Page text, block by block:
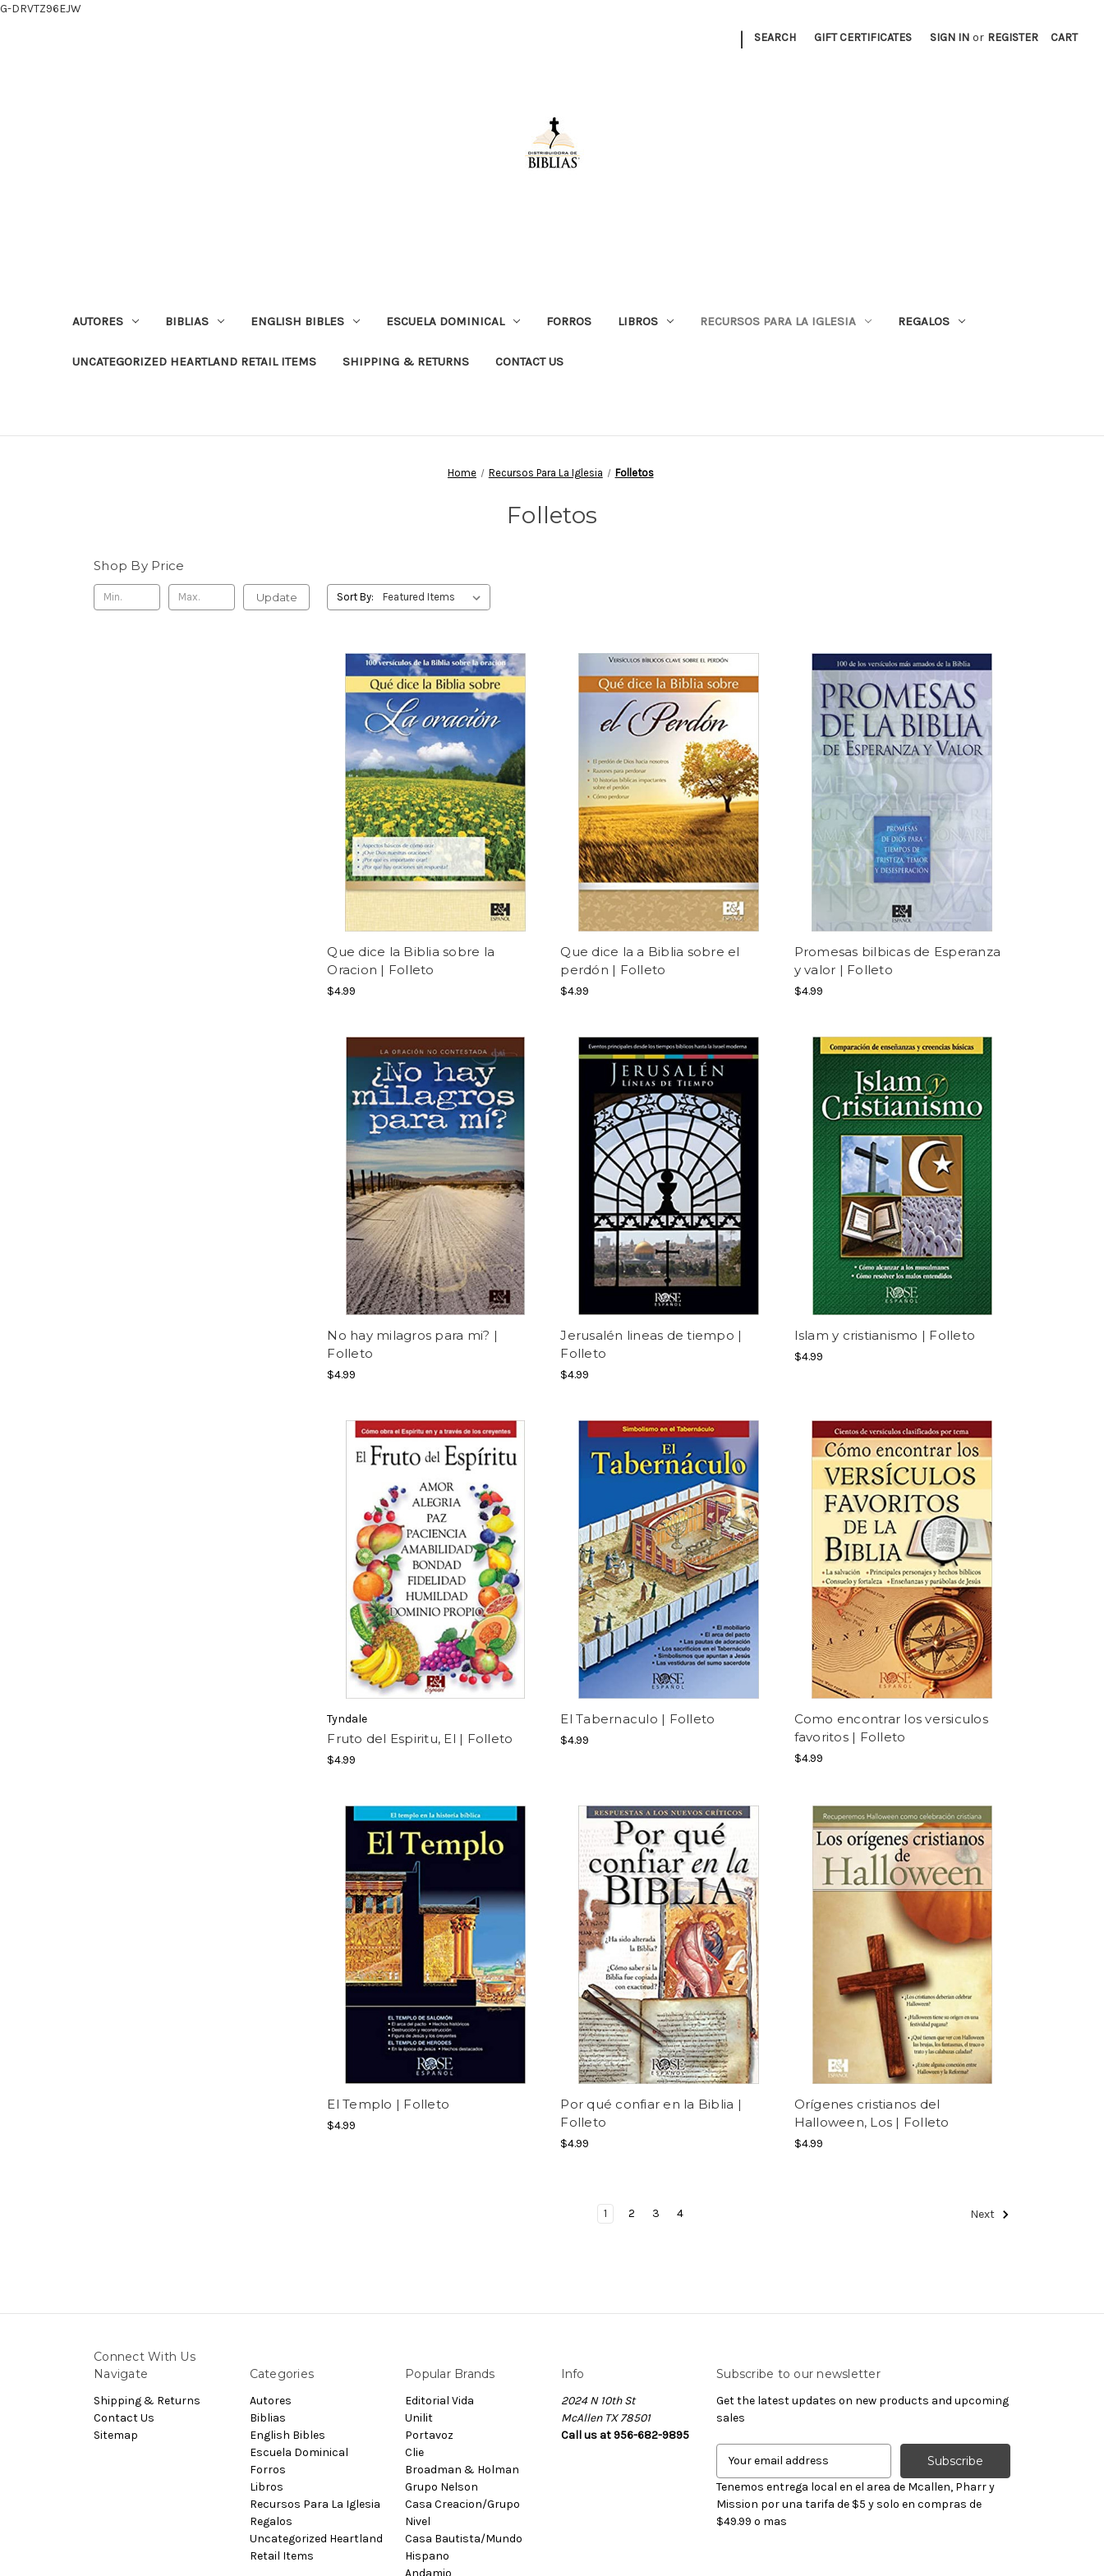
G-DRVTZ96EJW
| SEARCH GIFT CERTIFICATES SIGN IN or REGISTER CART
AUTORES BIBLIAS ENGLISH BIBLES ESCUELA DOMINICAL FORROS LIBROS RECURSOS PARA LA IGLESIA REGALOS
UNCATEGORIZED HEARTLAND RETAIL ITEMS SHIPPING & RETURNS CONTACT US
Home Recursos Para La Iglesia Folletos
Folletos
Shop By Price
Update Sort By:
Que dice la Biblia sobre la
Oracion | Folleto
$4.99
Que dice la a Biblia sobre el
perdón | Folleto
$4.99
Promesas bilbicas de Esperanza
y valor | Folleto
$4.99
No hay milagros para mi? |
Folleto
$4.99
Jerusalén lineas de tiempo |
Folleto
$4.99
Islam y cristianismo | Folleto
$4.99
Tyndale
Fruto del Espiritu, El | Folleto
$4.99
El Tabernaculo | Folleto
$4.99
Como encontrar los versiculos
favoritos | Folleto
$4.99
El Templo | Folleto
$4.99
Por qué confiar en la Biblia |
Folleto
$4.99
Orígenes cristianos del
Halloween, Los | Folleto
$4.99
1 2 3 4 Next
Connect With Us
Navigate
Shipping & Returns
Contact Us
Sitemap
Categories
Autores
Biblias
English Bibles
Escuela Dominical
Forros
Libros
Recursos Para La Iglesia
Regalos
Uncategorized Heartland
Retail Items
Popular Brands
Editorial Vida
Unilit
Portavoz
Clie
Broadman & Holman
Grupo Nelson
Casa Creacion/Grupo
Nivel
Casa Bautista/Mundo
Hispano
Andamio
Info
2024 N 10th St
McAllen TX 78501
Call us at 956-682-9895
Subscribe to our newsletter
Get the latest updates on new products and upcoming
sales
a
i
l
Tenemos entrega local en el area de Mcallen, Pharr y
Mission por una tarifa de $5 y solo en compras de
$49.99 o mas